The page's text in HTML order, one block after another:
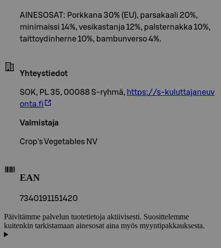
AINESOSAT: Porkkana 30% (EU), parsakaali 20%,
minimaissi 14%, vesikastanja 12%, palsternakka 10%,
taittoydinherne 10%, bambunverso 4%.
Yhteystiedot
SOK, PL 35, 00088 S-ryhmä, https://s-kuluttajaneuv
onta.fi
Valmistaja
Crop's Vegetables NV
EAN
7340191151420
Päivitämme palvelun tuotetietoja aktiivisesti. Suosittelemme
kuitenkin tarkistamaan ainesosat aina myös myyntipakkauksesta.